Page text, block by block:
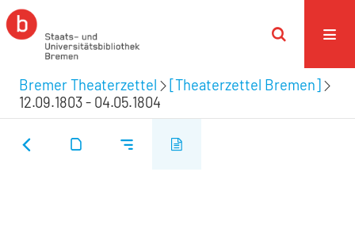
Bremer Theaterzettel
[Theaterzettel Bremen]
12.09.1803 - 04.05.1804